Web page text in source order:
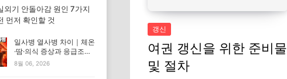
갱신
여권 갱신을 위한 준비물
및 절차
외기 안돌아감 원인 7가지
먼저 확인할 것
일사병 열사병 차이｜체온
·땀·의식 증상과 응급조치
한눈에 비교
8월 06, 2026